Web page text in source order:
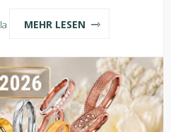
MEHR LESEN